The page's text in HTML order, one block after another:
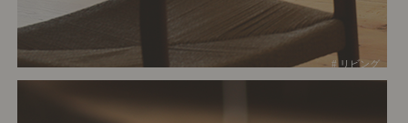
# リビング